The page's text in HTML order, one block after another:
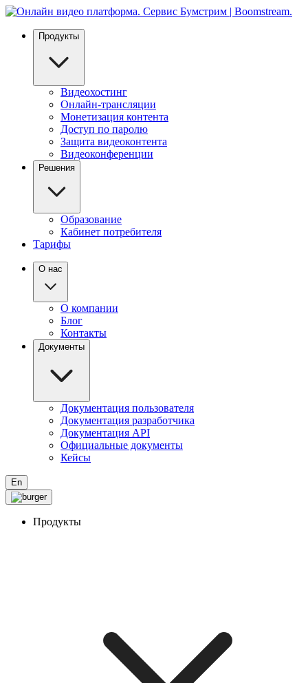
Продукты
Видеохостинг
Онлайн-трансляции
Монетизация контента
Доступ по паролю
Защита видеоконтента
Видеоконференции
Решения
Образование
Кабинет потребителя
Тарифы
О нас
О компании
Блог
Контакты
Документы
Документация пользователя
Документация разработчика
Документация API
Официальные документы
Кейсы
En
Продукты